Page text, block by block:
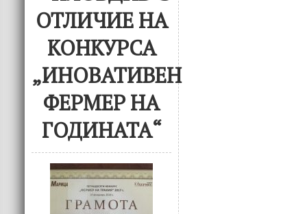
ОТЛИЧИЕ НА
КОНКУРСА
„ИНОВАТИВЕН
ФЕРМЕР НА
ГОДИНАТА“